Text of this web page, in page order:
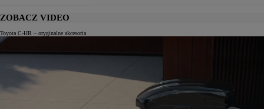
ZOBACZ VIDEO
Toyota C-HR – oryginalne akcesoria